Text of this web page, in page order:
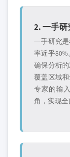
2. 一手研
一手研究
率近乎
确保分析
覆盖区域
专家的输
角，实现全